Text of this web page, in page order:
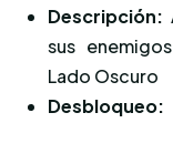
Descripción:
sus
Lado Oscuro